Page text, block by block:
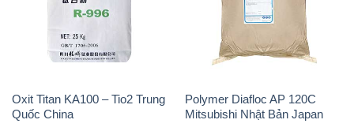
Oxit Titan KA100 – Tio2 Trung
Quốc China
Polymer Diafloc AP 120C
Mitsubishi Nhật Bản Japan